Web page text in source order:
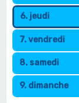
6. jeudi
7. vendredi
8. samedi
9. dimanche